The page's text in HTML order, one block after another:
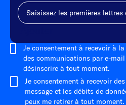
Je consentement à recevoir à
des communications par e-
désinscrire à tout moment.
Je consentement à recevoir
message et les débits de
peux me retirer à tout moment.